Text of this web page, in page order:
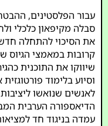
סבלה מקיפאון כלכלי
את הסיכוי להתחלה
קרובות במאמצי הגיוס
שיווקו את התוכנית
וסיוע בלימוד
לאנשים שנואשו
הדיאספורה הערבית
עמדה בניגוד חד